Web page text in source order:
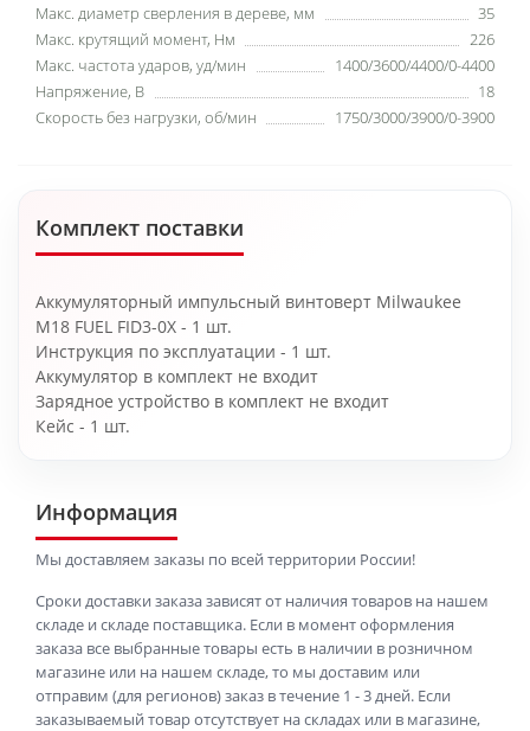
Макс. диаметр сверления в дереве, мм
35
Макс. крутящий момент, Нм
226
Макс. частота ударов, уд/мин
1400/3600/4400/0-4400
Напряжение, В
18
Скорость без нагрузки, об/мин
1750/3000/3900/0-3900
Комплект поставки
Аккумуляторный импульсный винтоверт Milwaukee
M18 FUEL FID3-0X - 1 шт.
Инструкция по эксплуатации - 1 шт.
Аккумулятор в комплект не входит
Зарядное устройство в комплект не входит
Кейс - 1 шт.
Информация
Мы доставляем заказы по всей территории России!
Сроки доставки заказа зависят от наличия товаров на нашем
складе и складе поставщика. Если в момент оформления
заказа все выбранные товары есть в наличии в розничном
магазине или на нашем складе, то мы доставим или
отправим (для регионов) заказ в течение 1 - 3 дней. Если
заказываемый товар отсутствует на складах или в магазине,